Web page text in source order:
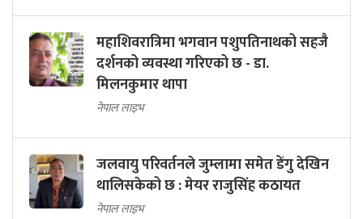
महाशिवरात्रिमा भगवान पशुपतिनाथको सहजै
दर्शनको व्यवस्था गरिएको छ - डा.
मिलनकुमार थापा
नेपाल लाइभ
जलवायु परिवर्तनले जुम्लामा समेत डेंगु देखिन
थालिसकेको छ : मेयर राजुसिंह कठायत
नेपाल लाइभ